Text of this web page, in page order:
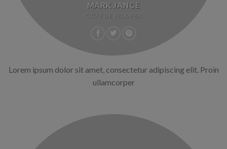
MARK JANCE
CTO / DEVELOPER
Lorem ipsum dolor sit amet, consectetur adipiscing elit. Proin
ullamcorper